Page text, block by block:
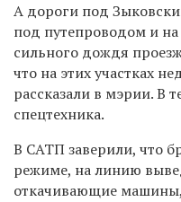
А дороги под
под путепроводом и на
сильного дождя
что на этих участках
рассказали в мэрии. В
спецтехника.
В САТП заверили, что
режиме, на линию
откачивающие